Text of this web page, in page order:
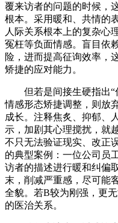
覆来访者的问题的时候，
根本。采用暖和、共情的
人际关系根本上的复杂心
冤枉等负面情感。盲目依
险，进而提高征询效率，
矫捷的应对能力。
但若是间接生硬指出“
情感形态矫捷调整，则放
成长。注释焦炙、抑郁、
示，加剧其心理搅扰，就
不只无法验证现实、改正
的典型案例：一位公司员
访者的描述进行暖和纠偏
末，削减严重感，尽可能
全貌。若B较为刚强，更
的医治关系。